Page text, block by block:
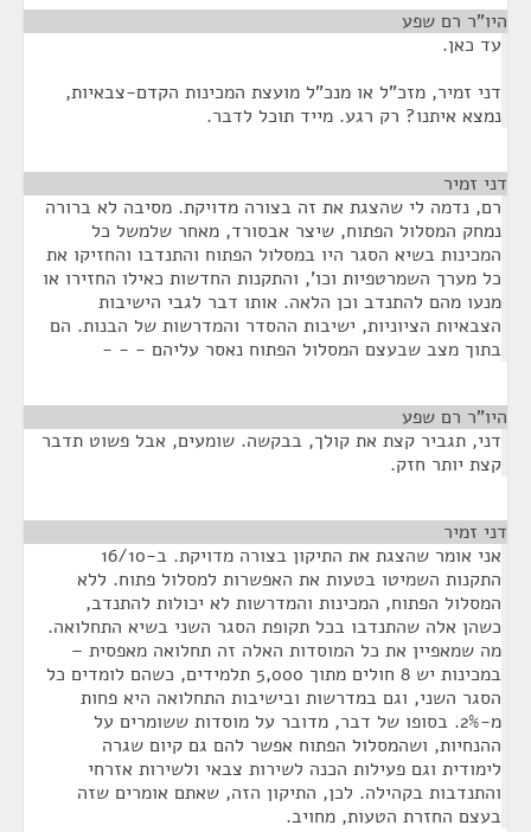
היו"ר רם שפע
עד כאן.
דני זמיר, מזכ"ל או מנכ"ל מועצת המכינות הקדם-צבאיות,
נמצא איתנו? רק רגע. מייד תוכל לדבר.
דני זמיר
רם, נדמה לי שהצגת את זה בצורה מדויקת. מסיבה לא ברורה
נמחק המסלול הפתוח, שיצר אבסורד, מאחר שלמשל כל
המכינות בשיא הסגר היו במסלול הפתוח והתנדבו והחזיקו את
כל מערך השמרטפיות וכו', והתקנות החדשות כאילו החזירו או
מנעו מהם להתנדב וכן הלאה. אותו דבר לגבי הישיבות
הצבאיות הציוניות, ישיבות ההסדר והמדרשות של הבנות. הם
בתוך מצב שבעצם המסלול הפתוח נאסר עליהם - - -
היו"ר רם שפע
דני, תגביר קצת את קולך, בבקשה. שומעים, אבל פשוט תדבר
קצת יותר חזק.
דני זמיר
אני אומר שהצגת את התיקון בצורה מדויקת. ב-16/10
התקנות השמיטו בטעות את האפשרות למסלול פתוח. ללא
המסלול הפתוח, המכינות והמדרשות לא יכולות להתנדב,
כשהן אלה שהתנדבו בכל תקופת הסגר השני בשיא התחלואה.
מה שמאפיין את כל המוסדות האלה זה תחלואה מאפסית –
במכינות יש 8 חולים מתוך 5,000 תלמידים, כשהם לומדים כל
הסגר השני, וגם במדרשות ובישיבות התחלואה היא פחות
מ-2%. בסופו של דבר, מדובר על מוסדות ששומרים על
ההנחיות, ושהמסלול הפתוח אפשר להם גם קיום שגרה
לימודית וגם פעילות הכנה לשירות צבאי ולשירות אזרחי
והתנדבות בקהילה. לכן, התיקון הזה, שאתם אומרים שזה
בעצם החזרת הטעות, מחויב.